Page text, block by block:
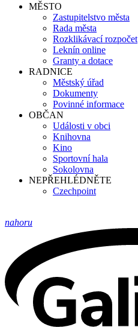
MĚSTO
Zastupitelstvo města
Rada města
Rozklikávací rozpočet
Leknín online
Granty a dotace
RADNICE
Městský úřad
Dokumenty
Povinné informace
OBČAN
Události v obci
Knihovna
Kino
Sportovní hala
Sokolovna
NEPŘEHLÉDNĚTE
Czechpoint
nahoru